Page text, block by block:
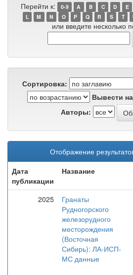
Перейти к: 0-9 A B C D E
L
M N O P Q R S T
или введите несколько
Сортировка:
Вывести
Авторы:
Отображение
Дата
публикации
Название
2025
Гранаты
Рудногорского
железорудного
месторождения
(Восточная
Сибирь): ЛА-ИСП-
МС данные